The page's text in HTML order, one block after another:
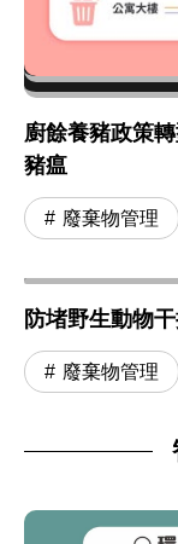
廚餘養豬政策
豬瘟
廢棄物管理
防堵野生動物
廢棄物管理